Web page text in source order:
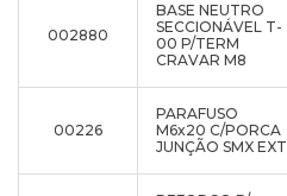
002880
BASE NEUTRO
SECCIONÁVEL T-
00 P/TERM
CRAVAR M8
00226
PARAFUSO
M6x20 C/PORCA
JUNÇÃO SMX EXT